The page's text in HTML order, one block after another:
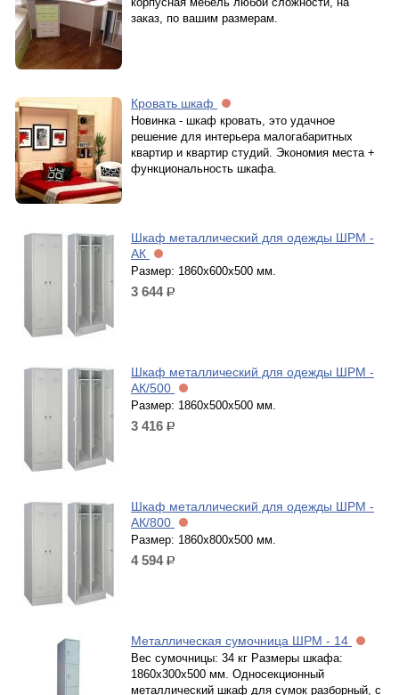
заказ, по вашим размерам.
Кровать шкаф
Новинка - шкаф кровать, это удачное
решение для интерьера малогабаритных
квартир и квартир студий. Экономия места +
функциональность шкафа.
Шкаф металлический для одежды ШРМ -
АК
Размер: 1860х600х500 мм.
3 644р.
Шкаф металлический для одежды ШРМ -
АК/500
Размер: 1860х500х500 мм.
3 416 р.
Шкаф металлический для одежды ШРМ -
АК/800
Размер: 1860х800х500 мм.
4 594р.
Металлическая сумочница ШРМ - 14
Вес сумочницы: 34 кг Размеры шкафа:
1860х300х500 мм. Односекционный
металлический шкаф для сумок разборный, с